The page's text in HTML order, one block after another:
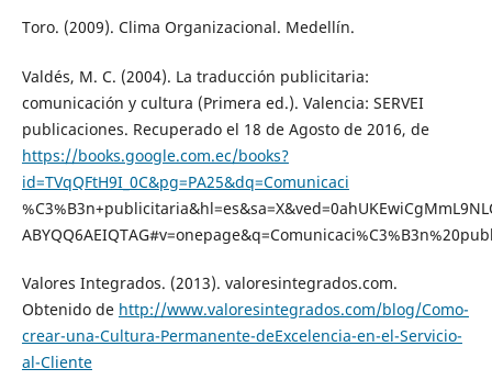
Toro. (2009). Clima Organizacional. Medellín.
Valdés, M. C. (2004). La traducción publicitaria:
comunicación y cultura (Primera ed.). Valencia: SERVEI
publicaciones. Recuperado el 18 de Agosto de 2016, de
https://books.google.com.ec/books?
id=TVqQFtH9I_0C&pg=PA25&dq=Comunicaci
Valores Integrados. (2013). valoresintegrados.com.
Obtenido de http://www.valoresintegrados.com/blog/Como-
crear-una-Cultura-Permanente-deExcelencia-en-el-Servicio-
al-Cliente